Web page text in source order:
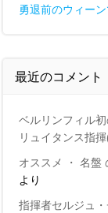
勇退前のウィー
最近のコメント
ベルリンフィル
リュイタンス指
オススメ ・ 名盤
より
指揮者セルジュ